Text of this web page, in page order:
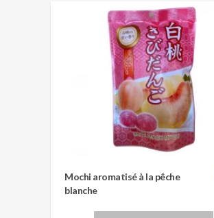
Mochi aromatisé à la pêche
blanche